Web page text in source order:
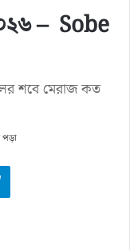
– Sobe
শবে মেরাজ কত
পড়া
Telegram